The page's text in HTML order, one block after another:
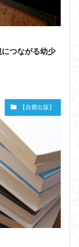
つながる幼少
【自費出版】